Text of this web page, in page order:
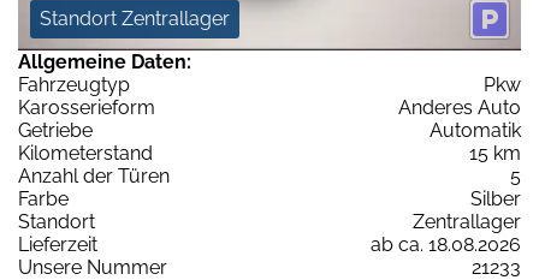
Standort Zentrallager
Allgemeine Daten:
Fahrzeugtyp
Pkw
Karosserieform
Anderes Auto
Getriebe
Automatik
Kilometerstand
15 km
Anzahl der Türen
5
Farbe
Silber
Standort
Zentrallager
Lieferzeit
ab ca. 18.08.2026
Unsere Nummer
21233